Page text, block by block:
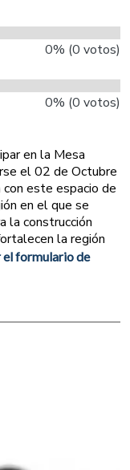
0% (0 votos)
0% (0 votos)
en la Mesa
el 02 de Octubre
este espacio de
en el que se
la construcción
la región
el formulario de